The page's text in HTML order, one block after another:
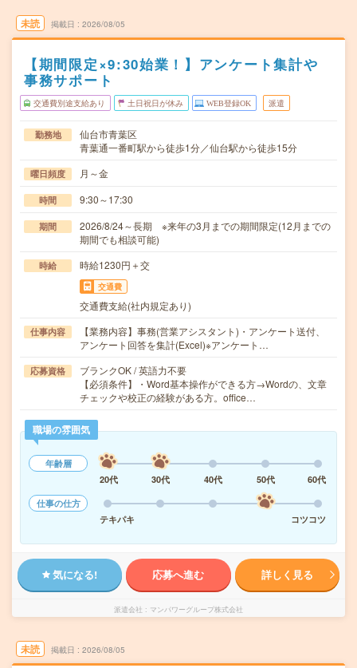
未読 掲載日 2026/08/05
【期間限定×9:30始業！】アンケート集計や
事務サポート
交通費別途支給あり 土日祝日が休み WEB登録OK 派遣
勤務地
仙台市青葉区
青葉通一番町駅から徒歩1分／仙台駅から徒歩15分
曜日頻度 月～金
時間 9:30～17:30
期間
2026/8/24～長期 ※来年の3月までの期間限定(12月までの
期間でも相談可能)
時給 時給1230円＋交
交通費
交通費支給(社内規定あり)
仕事内容
【業務内容】事務(営業アシスタント)・アンケート送付、
アンケート回答を集計(Excel)※アンケート…
応募資格
ブランクOK / 英語力不要
【必須条件】・Word基本操作ができる方→Wordの、文章
チェックや校正の経験がある方。office…
職場の雰囲気
年齢層
20代
30代 40代 50代
60代
仕事の仕方
テキパキ
コツコツ
気になる! 応募へ進む 詳しく見る
派遣会社 マンパワーグループ株式会社
未読 掲載日 2026/08/05